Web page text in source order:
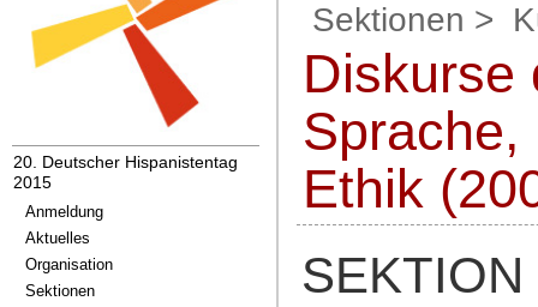
20. Deutscher Hispanistentag
2015
Anmeldung
Aktuelles
Organisation
Sektionen
Sektionen >
Diskurse
Sprache,
Ethik
SEKTION